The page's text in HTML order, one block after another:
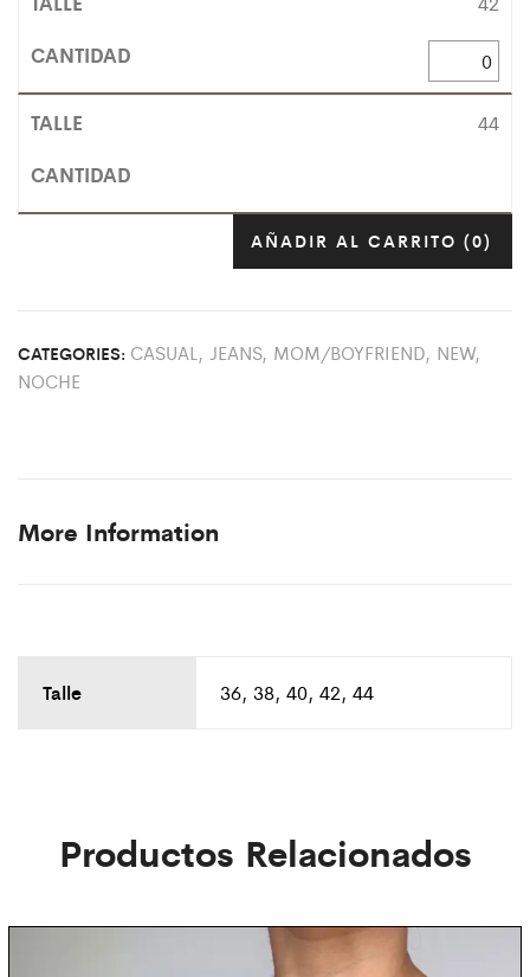
44
AÑADIR AL CARRITO (0)
CATEGORIES: CASUAL , JEANS, MOM/BOYFRIEND, NEW,
NOCHE
More Information
Talle 36, 38, 40, 42, 44
Productos Relacionados